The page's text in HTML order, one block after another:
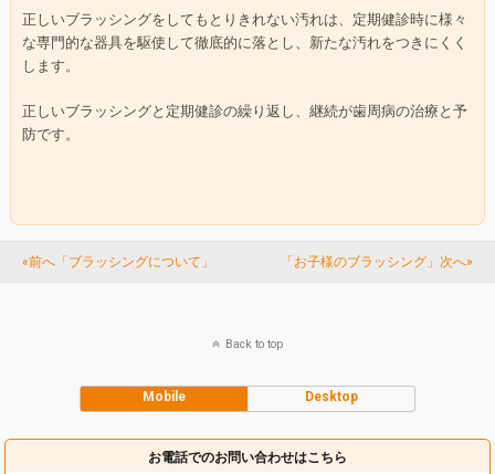
正しいブラッシングをしてもとりきれない汚れは、定期健診時に様々
な専門的な器具を駆使して徹底的に落とし、新たな汚れをつきにくく
します。
正しいブラッシングと定期健診の繰り返し、継続が歯周病の治療と予
防です。
«前へ「ブラッシングについて」 「お子様のブラッシング」次へ»
お電話でのお問い合わせはこちら
Back to top
Mobile Desktop